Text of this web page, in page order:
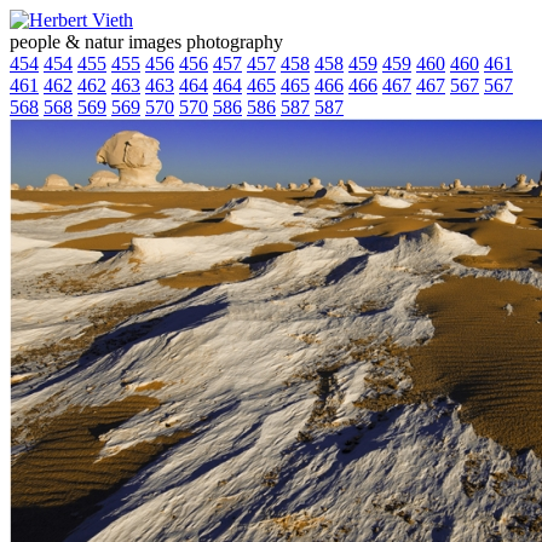
people & natur images photography
454 454 455 455 456 456 457 457 458 458 459 459 460 460 461
461 462 462 463 463 464 464 465 465 466 466 467 467 567 567
568 568 569 569 570 570 586 586 587 587